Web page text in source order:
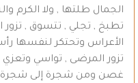
الجمال طلتها , ولا الكرم
تطبخ , تجلي , تتسوق , تزور
الأعراس وتحتكر لنفسها رأس
تزور المرضى , تواسي
غصن ومن شجرة إلى شجرة